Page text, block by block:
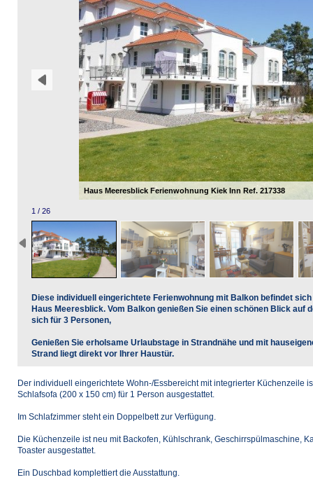
Haus Meeresblick Ferienwohnung Kiek Inn Ref. 217338
1 / 26
Diese individuell eingerichtete Ferienwohnung mit Balkon befindet
Haus Meeresblick. Vom Balkon genießen Sie einen schönen Blick auf
sich für 3 Personen,
Genießen Sie erholsame Urlaubstage in Strandnähe und mit
Strand liegt direkt vor Ihrer Haustür.
Der individuell eingerichtete Wohn-/Essbereicht mit integrierter Küchenzeile
Schlafsofa (200 x 150 cm) für 1 Person ausgestattet.
Im Schlafzimmer steht ein Doppelbett zur Verfügung.
Die Küchenzeile ist neu mit Backofen, Kühlschrank, Geschirrspülmaschine,
Toaster ausgestattet.
Ein Duschbad komplettiert die Ausstattung.